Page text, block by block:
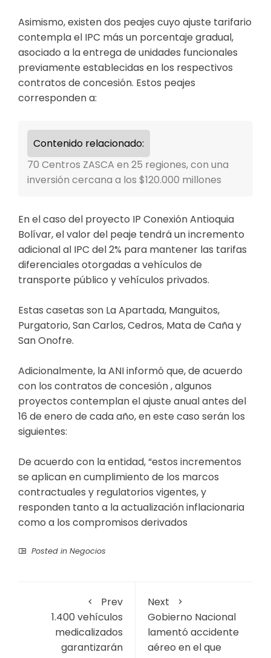
Asimismo, existen dos peajes cuyo ajuste tarifario
contempla el IPC más un porcentaje gradual,
asociado a la entrega de unidades funcionales
previamente establecidas en los respectivos
contratos de concesión. Estos peajes
corresponden a:
Contenido relacionado:
70 Centros ZASCA en 25 regiones, con una
inversión cercana a los $120.000 millones
En el caso del proyecto IP Conexión Antioquia
Bolívar, el valor del peaje tendrá un incremento
adicional al IPC del 2% para mantener las tarifas
diferenciales otorgadas a vehículos de
transporte público y vehículos privados.
Estas casetas son La Apartada, Manguitos,
Purgatorio, San Carlos, Cedros, Mata de Caña y
San Onofre.
Adicionalmente, la ANI informó que, de acuerdo
con los contratos de concesión , algunos
proyectos contemplan el ajuste anual antes del
16 de enero de cada año, en este caso serán los
siguientes:
De acuerdo con la entidad, “estos incrementos
se aplican en cumplimiento de los marcos
contractuales y regulatorios vigentes, y
responden tanto a la actualización inflacionaria
como a los compromisos derivados
Posted in Negocios
Prev
1.400 vehículos
medicalizados
garantizarán
Next
Gobierno Nacional
lamentó accidente
aéreo en el que